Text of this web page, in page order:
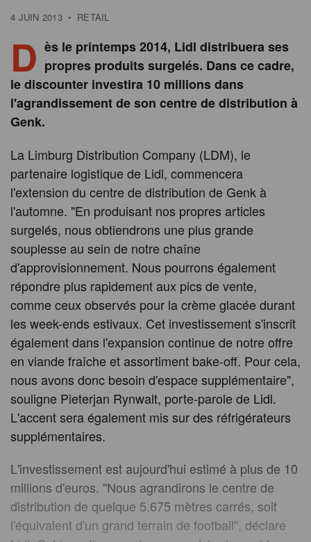
4 JUIN 2013 • RETAIL
D ès le printemps 2014, Lidl distribuera ses
propres produits surgelés. Dans ce cadre,
le discounter investira 10 millions dans
l'agrandissement de son centre de distribution à
Genk.
La Limburg Distribution Company (LDM), le
partenaire logistique de Lidl, commencera
l'extension du centre de distribution de Genk à
l'automne. "En produisant nos propres articles
surgelés, nous obtiendrons une plus grande
souplesse au sein de notre chaîne
d'approvisionnement. Nous pourrons également
répondre plus rapidement aux pics de vente,
comme ceux observés pour la crème glacée durant
les week-ends estivaux. Cet investissement s'inscrit
également dans l'expansion continue de notre offre
en viande fraîche et assortiment bake-off. Pour cela,
nous avons donc besoin d'espace supplémentaire",
souligne Pieterjan Rynwalt, porte-parole de Lidl.
L'accent sera également mis sur des réfrigérateurs
supplémentaires.
L'investissement est aujourd'hui estimé à plus de 10
millions d'euros. "Nous agrandirons le centre de
distribution de quelque 5.675 mètres carrés, soit
l'équivalent d'un grand terrain de football", déclare